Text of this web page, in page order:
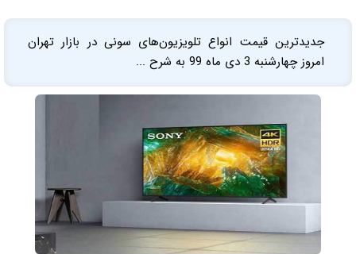
جدیدترین قیمت انواع تلویزیون‌های سونی در بازار تهران
امروز چهارشنبه 3 دی ماه 99 به شرح ...